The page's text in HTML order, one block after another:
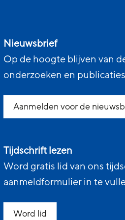
Nieuwsbrief
Op de hoogte blijven van
onderzoeken en
Aanmelden voor de
Tijdschrift lezen
Word gratis lid van ons
aanmeldformulier in te
Word lid